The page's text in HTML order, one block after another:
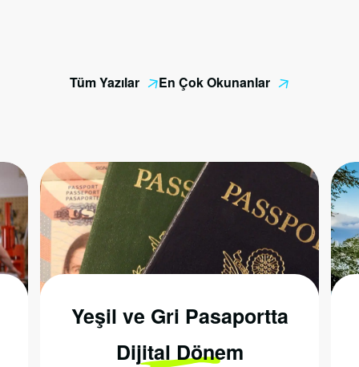
Tüm Yazılar En Çok Okunanlar
Yeşil ve Gri Pasaportta
Dijital Dönem